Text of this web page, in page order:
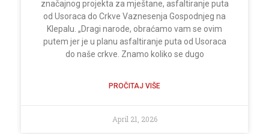
značajnog projekta za mještane, asfaltiranje puta
od Usoraca do Crkve Vaznesenja Gospodnjeg na
Klepalu. „Dragi narode, obraćamo vam se ovim
putem jer je u planu asfaltiranje puta od Usoraca
do naše crkve. Znamo koliko se dugo
PROČITAJ VIŠE
April 21, 2026